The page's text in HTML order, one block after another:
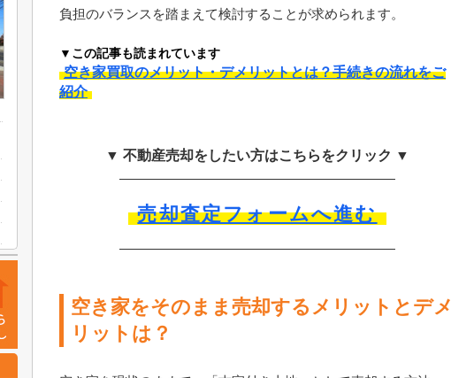
負担のバランスを踏まえて検討することが求められます。
▼この記事も読まれています
空き家買取のメリット・デメリットとは？手続きの流れをご
紹介
▼ 不動産売却をしたい方はこちらをクリック ▼
売却査定フォームへ進む
空き家をそのまま売却するメリットとデメ
リットは？